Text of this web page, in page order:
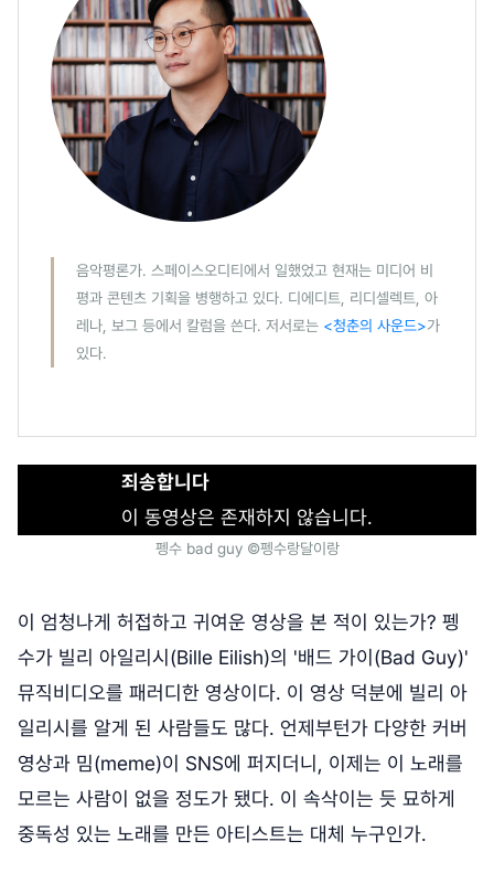
음악평론가. 스페이스오디티에서 일했었고 현재는 미디어 비
평과 콘텐츠 기획을 병행하고 있다. 디에디트, 리디셀렉트, 아
레나, 보그 등에서 칼럼을 쓴다. 저서로는 <청춘의 사운드>가
있다.
죄송합니다
이 동영상은 존재하지 않습니다.
펭수 bad guy ©펭수랑달이랑
이 엄청나게 허접하고 귀여운 영상을 본 적이 있는가? 펭
수가 빌리 아일리시(Bille Eilish)의 '배드 가이(Bad Guy)'
뮤직비디오를 패러디한 영상이다. 이 영상 덕분에 빌리 아
일리시를 알게 된 사람들도 많다. 언제부턴가 다양한 커버
영상과 밈(meme)이 SNS에 퍼지더니, 이제는 이 노래를
모르는 사람이 없을 정도가 됐다. 이 속삭이는 듯 묘하게
중독성 있는 노래를 만든 아티스트는 대체 누구인가.